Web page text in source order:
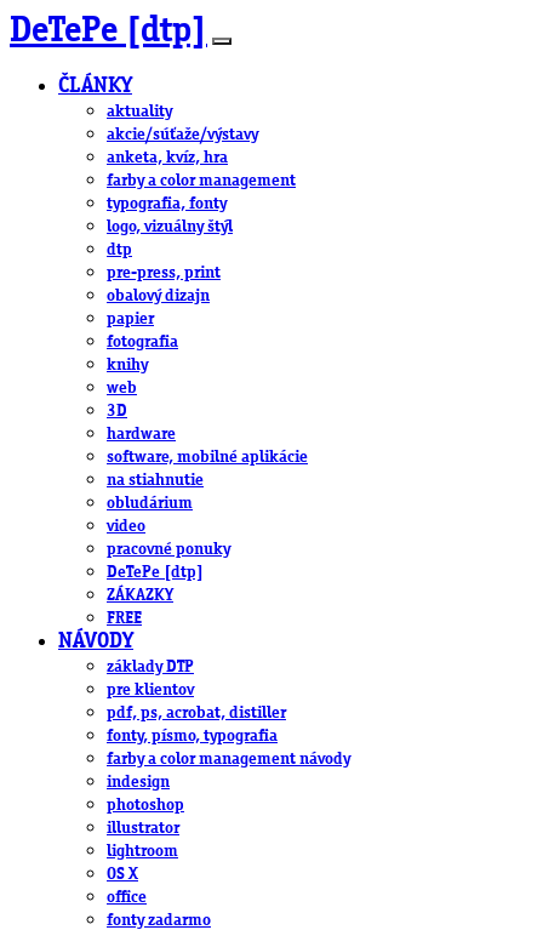
DeTePe [dtp]
ČLÁNKY
aktuality
akcie/súťaže/výstavy
anketa, kvíz, hra
farby a color management
typografia, fonty
logo, vizuálny štýl
dtp
pre-press, print
obalový dizajn
papier
fotografia
knihy
web
3D
hardware
software, mobilné aplikácie
na stiahnutie
obludárium
video
pracovné ponuky
DeTePe [dtp]
ZÁKAZKY
FREE
NÁVODY
základy DTP
pre klientov
pdf, ps, acrobat, distiller
fonty, písmo, typografia
farby a color management návody
indesign
photoshop
illustrator
lightroom
OS X
office
fonty zadarmo